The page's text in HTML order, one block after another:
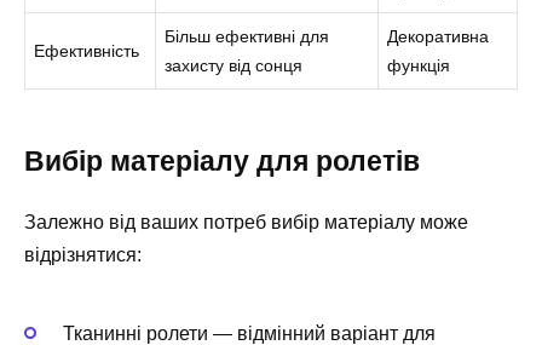
Ефективність
Більш ефективні для
захисту від сонця
Декоративна
функція
Вибір матеріалу для ролетів
Залежно від ваших потреб вибір матеріалу може
відрізнятися:
Тканинні ролети — відмінний варіант для